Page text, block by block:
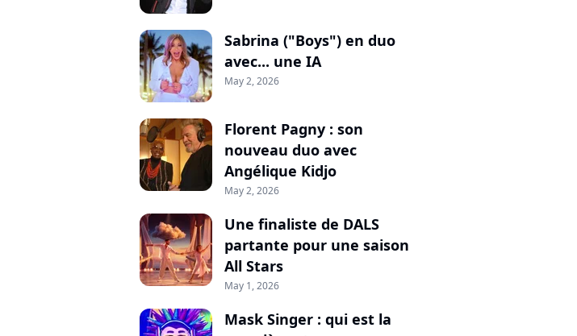
Sabrina ("Boys") en duo
avec... une IA
May 2, 2026
Florent Pagny : son
nouveau duo avec
Angélique Kidjo
May 2, 2026
Une finaliste de DALS
partante pour une saison
All Stars
May 1, 2026
Mask Singer : qui est la